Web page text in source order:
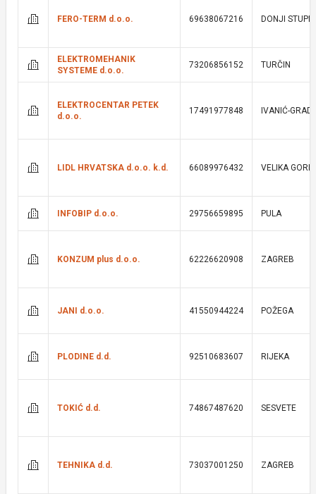
FERO-TERM d.o.o. 69638067216 DONJI
ELEKTROMEHANIK
SYSTEME d.o.o.
73206856152 TURČIN
ELEKTROCENTAR PETEK
d.o.o.
17491977848 IVANIĆ-GRAD
LIDL HRVATSKA d.o.o. k.d. 66089976432 VELIKA
INFOBIP d.o.o. 29756659895 PULA
KONZUM plus d.o.o. 62226620908 ZAGREB
JANI d.o.o. 41550944224 POŽEGA
PLODINE d.d. 92510683607 RIJEKA
TOKIĆ d.d. 74867487620 SESVETE
TEHNIKA d.d. 73037001250 ZAGREB